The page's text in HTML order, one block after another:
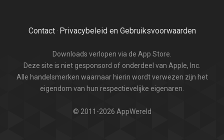
Contact· Privacybeleid en Gebruiksvoorwaarden
Downloads verlopen via de App Store.
Deze site is niet gesponsord of onderdeel van Apple, Inc.
Alle handelsmerken waarnaar hierin wordt verwezen zijn het
eigendom van hun respectievelijke eigenaren.
© 2011-2026 AppWereld